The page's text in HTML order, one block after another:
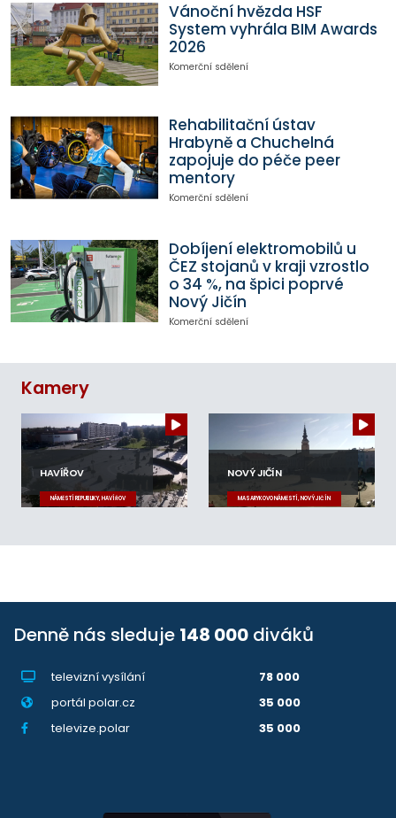
Vánoční hvězda HSF
System vyhrála BIM Awards
2026
Komerční sdělení
Rehabilitační ústav
Hrabyně a Chuchelná
zapojuje do péče peer
mentory
Komerční sdělení
Dobíjení elektromobilů u
ČEZ stojanů v kraji vzrostlo
o 34 %, na špici poprvé
Nový Jičín
Komerční sdělení
Kamery
HAVÍŘOV
NÁMĚSTÍ REPUBLIKY, HAVÍŘOV
NOVÝ JIČÍN
MASARYKOVO NÁMĚSTÍ, NOVÝ JIČÍN
Denně nás sleduje 148 000 diváků
televizní vysílání
78 000
portál polar.cz
35 000
televize.polar
35 000